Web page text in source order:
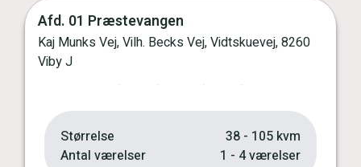
Afd. 01 Præstevangen
Kaj Munks Vej, Vilh. Becks Vej, Vidtskuevej, 8260
Viby J
Forrige
Størrelse
38 - 105 kvm
Antal værelser
1 - 4 værelser